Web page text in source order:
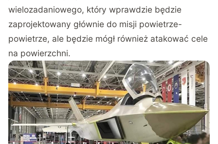
wielozadaniowego, który wprawdzie będzie
zaprojektowany głównie do misji powietrze-
powietrze, ale będzie mógł również atakować cele
na powierzchni.